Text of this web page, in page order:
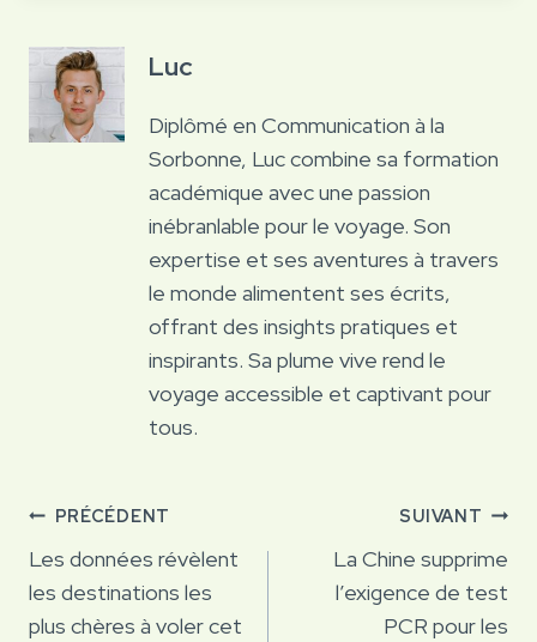
Luc
Diplômé en Communication à la
Sorbonne, Luc combine sa formation
académique avec une passion
inébranlable pour le voyage. Son
expertise et ses aventures à travers
le monde alimentent ses écrits,
offrant des insights pratiques et
inspirants. Sa plume vive rend le
voyage accessible et captivant pour
tous.
Navigation
de
l’article
PRÉCÉDENT
Les données révèlent
les destinations les
plus chères à voler cet
SUIVANT
La Chine supprime
l’exigence de test
PCR pour les